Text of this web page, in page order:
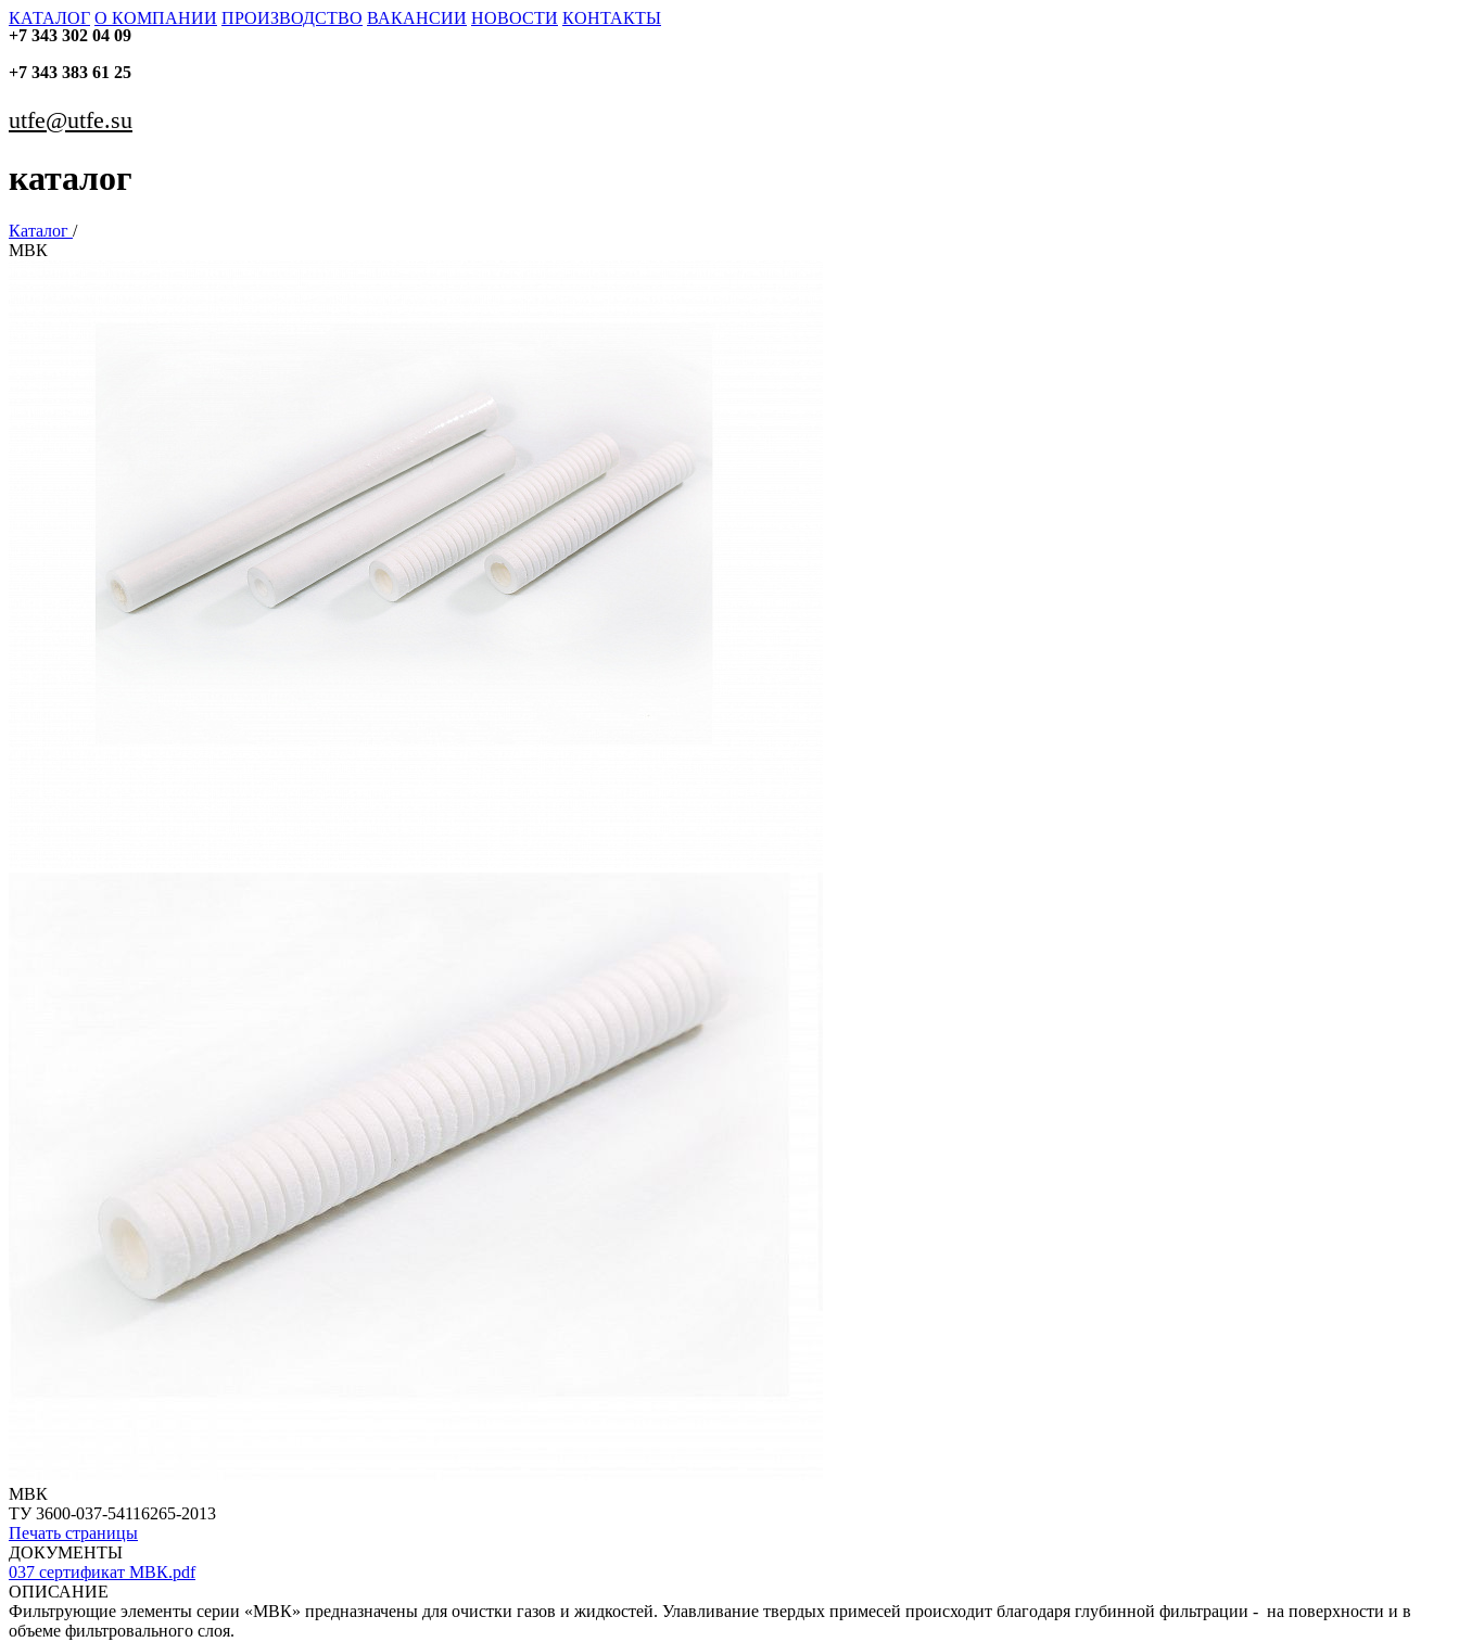
КАТАЛОГ О КОМПАНИИ ПРОИЗВОДСТВО ВАКАНСИИ НОВОСТИ КОНТАКТЫ
+7 343 302 04 09
+7 343 383 61 25
utfe@utfe.su
каталог
Каталог /
МВК
МВК
ТУ 3600-037-54116265-2013
Печать страницы
ДОКУМЕНТЫ
037 сертификат МВК.pdf
ОПИСАНИЕ
Фильтрующие элементы серии «МВК» предназначены для очистки газов и жидкостей. Улавливание твердых примесей происходит благодаря глубинной фильтрации - на поверхности и в
объеме фильтровального слоя.